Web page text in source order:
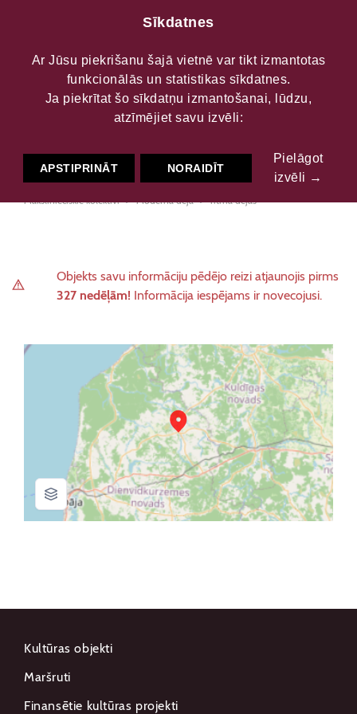
Aizputes kultūras nama
bērnu ritma deju grupa
Mākslinieciskie kolektīvi Modernā deja ritma dejas
Objekts savu informāciju pēdējo reizi atjaunojis pirms
327 nedēļām! Informācija iespējams ir novecojusi.
Kultūras objekti
Maršruti
Finansētie kultūras projekti
Sīkdatnes
Ar Jūsu piekrišanu šajā vietnē var tikt izmantotas
funkcionālās un statistikas sīkdatnes.
Ja piekrītat šo sīkdatņu izmantošanai, lūdzu,
atzīmējiet savu izvēli:
APSTIPRINĀT NORAIDĪT
Pielāgot
izvēli →